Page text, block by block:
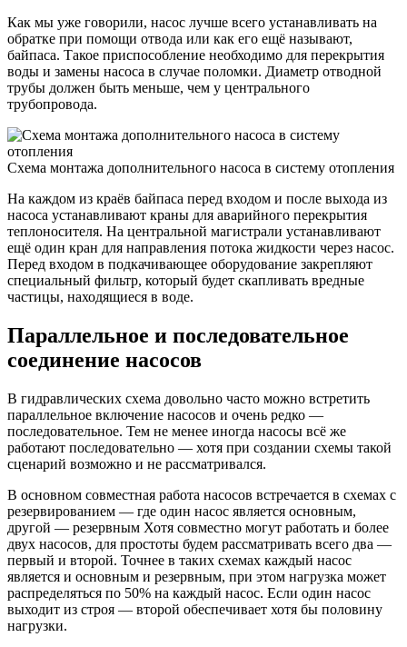
Как мы уже говорили, насос лучше всего устанавливать на
обратке при помощи отвода или как его ещё называют,
байпаса. Такое приспособление необходимо для перекрытия
воды и замены насоса в случае поломки. Диаметр отводной
трубы должен быть меньше, чем у центрального
трубопровода.
Схема монтажа дополнительного насоса в систему отопления
На каждом из краёв байпаса перед входом и после выхода из
насоса устанавливают краны для аварийного перекрытия
теплоносителя. На центральной магистрали устанавливают
ещё один кран для направления потока жидкости через насос.
Перед входом в подкачивающее оборудование закрепляют
специальный фильтр, который будет скапливать вредные
частицы, находящиеся в воде.
Параллельное и последовательное
соединение насосов
В гидравлических схема довольно часто можно встретить
параллельное включение насосов и очень редко —
последовательное. Тем не менее иногда насосы всё же
работают последовательно — хотя при создании схемы такой
сценарий возможно и не рассматривался.
В основном совместная работа насосов встречается в схемах с
резервированием — где один насос является основным,
другой — резервным Хотя совместно могут работать и более
двух насосов, для простоты будем рассматривать всего два —
первый и второй. Точнее в таких схемах каждый насос
является и основным и резервным, при этом нагрузка может
распределяться по 50% на каждый насос. Если один насос
выходит из строя — второй обеспечивает хотя бы половину
нагрузки.